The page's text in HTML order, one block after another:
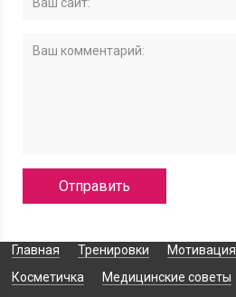
Главная Тренировки Мотивация
Косметичка
Медицинские советы